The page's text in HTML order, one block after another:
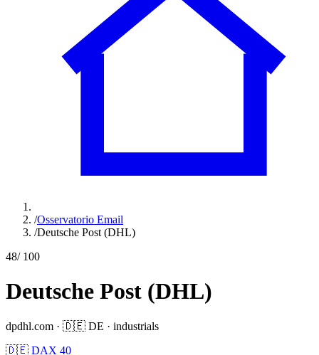
/Osservatorio Email
/Deutsche Post (DHL)
48/ 100
Deutsche Post (DHL)
dpdhl.com · 🇩🇪 DE · industrials
🇩🇪 DAX 40